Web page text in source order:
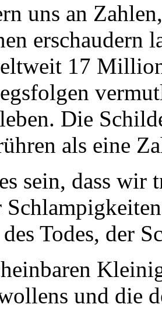
uns an
erschaudern
17
Die
als eine
sein, dass wir
Todes, der
und die